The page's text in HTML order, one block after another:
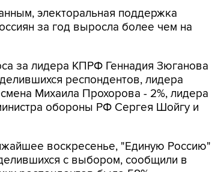
электоральная поддержка
за год выросла более чем на
за лидера КПРФ Геннадия Зюганова
респондентов, лидера
Михаила Прохорова - 2%, лидера
обороны РФ Сергея Шойгу и
воскресенье, "Единую Россию"
с выбором, сообщили в